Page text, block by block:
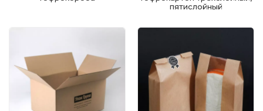
пятислойный